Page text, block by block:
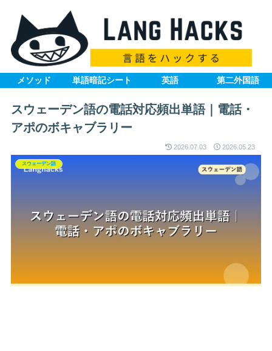
メソッド 単語暗記シート 英語 第二外国語
スウェーデン語の電話対応頻出単語｜電話・
アポのボキャブラリー
2026.07.03 2026.05.23
スウェーデン語